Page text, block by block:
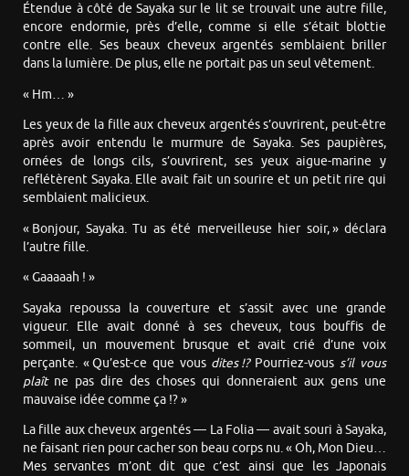
Étendue à côté de Sayaka sur le lit se trouvait une autre fille,
encore endormie, près d’elle, comme si elle s’était blottie
contre elle. Ses beaux cheveux argentés semblaient briller
dans la lumière. De plus, elle ne portait pas un seul vêtement.
« Hm… »
Les yeux de la fille aux cheveux argentés s’ouvrirent, peut-être
après avoir entendu le murmure de Sayaka. Ses paupières,
ornées de longs cils, s’ouvrirent, ses yeux aigue-marine y
reflétèrent Sayaka. Elle avait fait un sourire et un petit rire qui
semblaient malicieux.
« Bonjour, Sayaka. Tu as été merveilleuse hier soir, » déclara
l’autre fille.
« Gaaaaah ! »
Sayaka repoussa la couverture et s’assit avec une grande
vigueur. Elle avait donné à ses cheveux, tous bouffis de
sommeil, un mouvement brusque et avait crié d’une voix
perçante. « Qu’est-ce que vous dites !? Pourriez-vouss’il vous
plaîtne pas dire des choses qui donneraient aux gens une
mauvaise idée comme ça !? »
La fille aux cheveux argentés — La Folia — avait souri à Sayaka,
ne faisant rien pour cacher son beau corps nu. « Oh, Mon Dieu…
Mes servantes m’ont dit que c’est ainsi que les Japonais